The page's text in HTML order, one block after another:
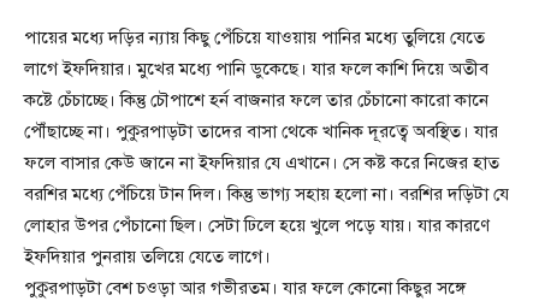
পায়ের মধ্যে দড়ির ন্যায় কিছু পেঁচিয়ে যাওয়ায় পানির মধ্যে তুলিয়ে যেতে
লাগে ইফদিয়ার। মুখের মধ্যে পানি ডুকেছে। যার ফলে কাশি দিয়ে অতীব
কষ্টে চেঁচাচ্ছে। কিন্তু চৌপাশে হর্ন বাজনার ফলে তার চেঁচানো কারো কানে
পৌঁছাচ্ছে না। পুকুরপাড়টা তাদের বাসা থেকে খানিক দূরত্বে অবস্থিত। যার
ফলে বাসার কেউ জানে না ইফদিয়ার যে এখানে। সে কষ্ট করে নিজের হাত
বরশির মধ্যে পেঁচিয়ে টান দিল। কিন্তু ভাগ্য সহায় হলো না। বরশির দড়িটা যে
লোহার উপর পেঁচানো ছিল। সেটা ঢিলে হয়ে খুলে পড়ে যায়। যার কারণে
ইফদিয়ার পুনরায় তলিয়ে যেতে লাগে।
পুকুরপাড়টা বেশ চওড়া আর গভীরতম। যার ফলে কোনো কিছুর সঙ্গে